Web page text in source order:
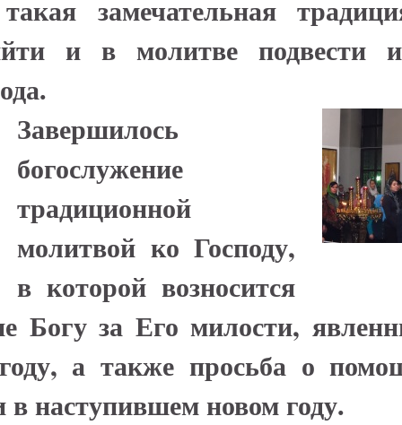
замечательная
и в молитве подвести
Завершилось
богослужение
традиционной
молитвой ко Господу,
в которой возносится
Богу за Его милости,
а также просьба о
в наступившем новом году.